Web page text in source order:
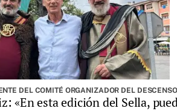
DEL COMITÉ ORGANIZADOR DEL
«En esta edición del Sella,